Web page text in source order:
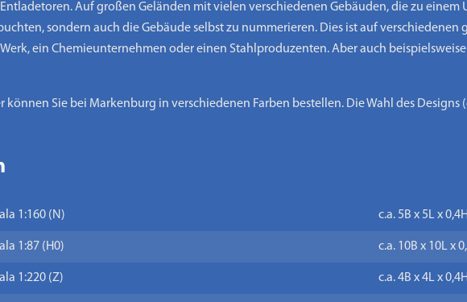
Auf großen Geländen mit vielen verschiedenen Gebäuden, die zu einem
sondern auch die Gebäude selbst zu nummerieren. Dies ist auf
ein Chemieunternehmen oder einen Stahlproduzenten. Aber auch
Sie bei Markenburg in verschiedenen Farben bestellen. Die Wahl des
1:160 (N) c.a. 5B x 5L x
1:87 (H0) c.a. 10B x 10L x
1:220 (Z) c.a. 4B x 4L x